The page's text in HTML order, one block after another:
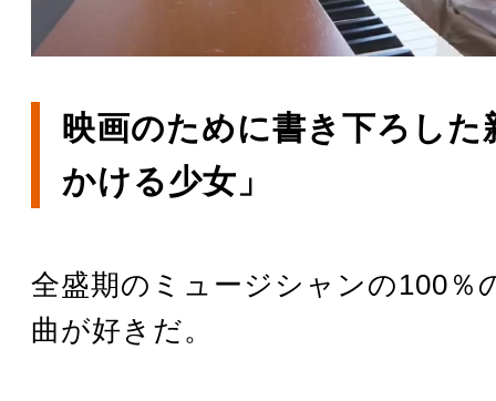
映画のために書き下ろした
かける少女」
全盛期のミュージシャンの100％
曲が好きだ。